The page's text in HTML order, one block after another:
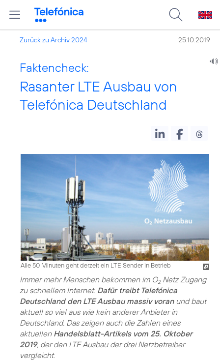
Zurück zu Archiv 2024 25.10.2019
Faktencheck:
Rasanter LTE Ausbau von
Telefónica Deutschland
Alle 50 Minuten geht derzeit ein LTE Sender in Betrieb
Immer mehr Menschen bekommen im O2Netz Zugang
zu schnellem Internet. Dafür treibt Telefónica
Deutschland den LTE Ausbau massiv voranund baut
aktuell so viel aus wie kein anderer Anbieter in
Deutschland. Das zeigen auch die Zahlen eines
aktuellen Handelsblatt-Artikels vom 25. Oktober
2019, der den LTE Ausbau der drei Netzbetreiber
vergleicht.